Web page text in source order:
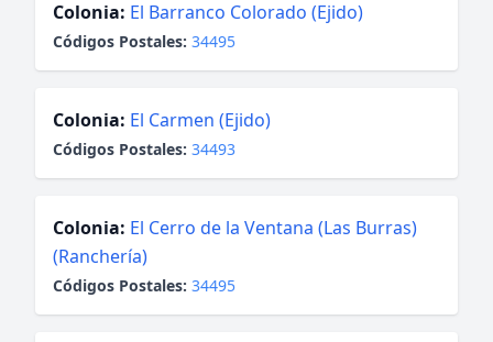
Colonia: El Barranco Colorado (Ejido)
Códigos Postales: 34495
Colonia: El Carmen (Ejido)
Códigos Postales: 34493
Colonia: El Cerro de la Ventana (Las Burras)
(Ranchería)
Códigos Postales: 34495